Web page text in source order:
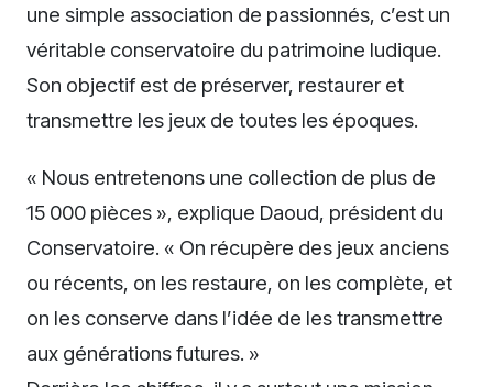
une simple association de passionnés, c’est un
véritable conservatoire du patrimoine ludique.
Son objectif est de préserver, restaurer et
transmettre les jeux de toutes les époques.
« Nous entretenons une collection de plus de
15 000 pièces », explique Daoud, président du
Conservatoire. « On récupère des jeux anciens
ou récents, on les restaure, on les complète, et
on les conserve dans l’idée de les transmettre
aux générations futures. »